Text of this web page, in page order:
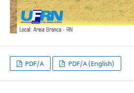
PDF/A PDF/A (English)